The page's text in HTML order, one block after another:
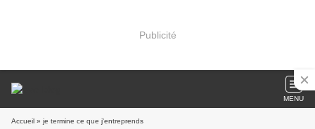
Publicité
MENU
Accueil » je termine ce que j'entreprends